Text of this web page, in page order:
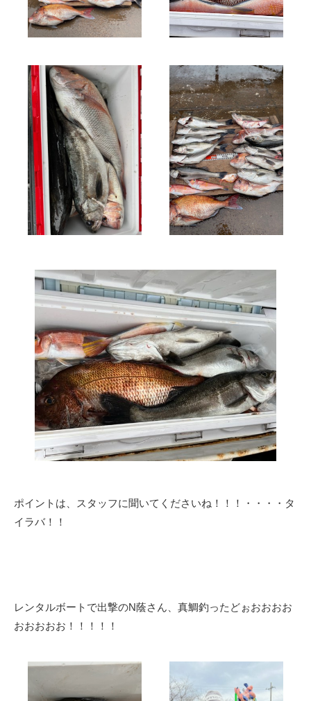
ポイントは、スタッフに聞いてくださいね！！！・・・・タ
イラバ！！
レンタルボートで出撃のN蔭さん、真鯛釣ったどぉおおおお
おおおおお！！！！！